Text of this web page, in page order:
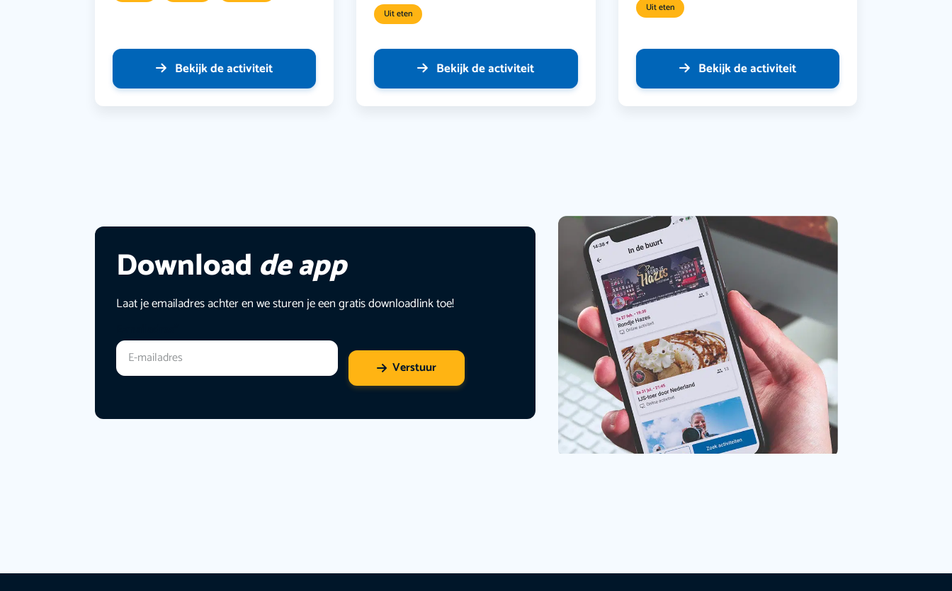
Bekijk de activiteit
Uit eten
Bekijk de activiteit
Uit eten
Bekijk de activiteit
Download de app
Laat je emailadres achter en we sturen je een gratis downloadlink toe!
Verstuur